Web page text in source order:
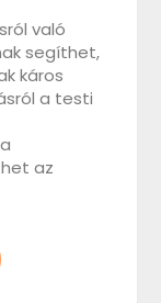
való
segíthet,
káros
a testi
az